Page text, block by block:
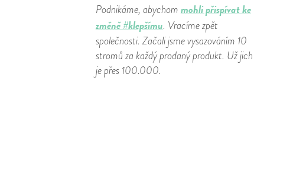
Podnikáme, abychom mohli přispívat ke
změně #klepšímu. Vracíme zpět
společnosti. Začali jsme vysazováním 10
stromů za každý prodaný produkt. Už jich
je přes 100.000.